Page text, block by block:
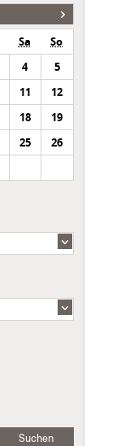
Sa
So
4
5
11
12
18
19
25
26
Suchen